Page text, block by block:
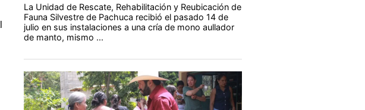
La Unidad de Rescate, Rehabilitación y Reubicación de
Fauna Silvestre de Pachuca recibió el pasado 14 de
julio en sus instalaciones a una cría de mono aullador
de manto, mismo ...